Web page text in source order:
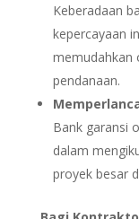
Keberadaan
kepercayaan
memudahkan
pendanaan.
Bank garansi
dalam
proyek besar